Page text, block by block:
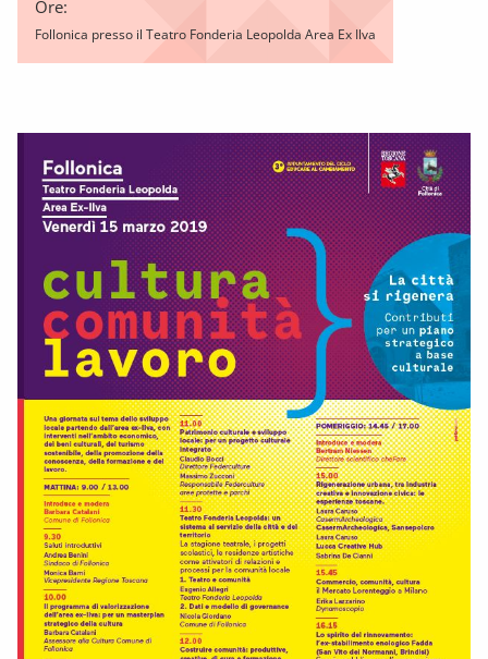
Ore:
Follonica presso il Teatro Fonderia Leopolda Area Ex Ilva